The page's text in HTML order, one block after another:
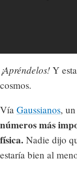
¡Apréndelos! Y
cosmos.
Vía Gaussianos,
números más
física. Nadie dijo
estaría bien al